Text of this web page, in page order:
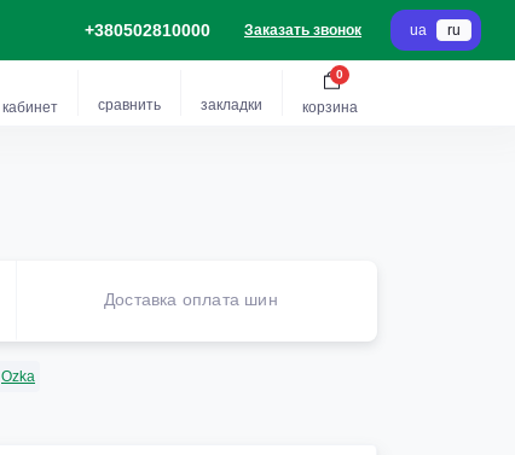
+380502810000 Заказать звонок ua ru
кабинет сравнить закладки корзина
0
Доставка оплата шин
Ozka